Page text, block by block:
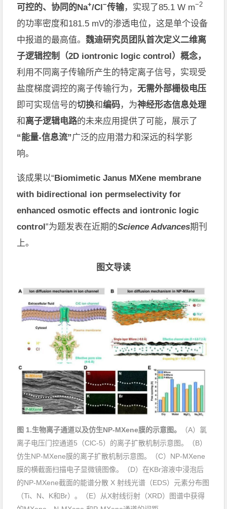
可控的、协同 的Na+/Cl−传输，实现了85.1 W m−2
的功率密度和 181.5 mV的渗透电位，这是单个设备
中报道的最高值。魏迪研究员 团队首次定义二维离
子逻辑控制（2D iontronic logic control）概念，
利用不同离子传输所产生的特定离子信号，实现受
盐度梯度调控的离子传输行为， 无需外部栅极电压
即可实现信号的切换和编码，为神经形态信息处理
和 离子逻辑电路的未来应用提供了可能， 展示了
“能量-信息流”广泛的应用潜力和深远的科学影
响。
该成果以“Biomimetic Janus MXene membrane
with bidirectional ion permselectivity for
enhanced osmotic effects and iontronic logic
control”为题发表在近期的Science Advances期刊
上。
图文导读
图 1.生物离子通道以及仿生NP-MXene膜的示意图。 （A）氯
离子电压门控通道5 （ClC-5）的离子扩散机制示意图。（B）
仿生NP-MXene膜的离子扩散机制示意图。（C） NP-MXene
膜的横截面扫描电子显微镜图像。（D）在KBr溶液中浸泡后
的NP-MXene截面的能谱分散 X射线光谱（EDS）元素分布图
（Ti、 N、 K和Br）。（E）从X射线衍射（XRD）图谱中获得